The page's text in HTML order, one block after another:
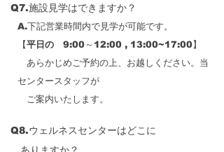
Q7.施設見学はできますか？
A.下記営業時間内で見学が可能です。
【平日の 9:00～12:00 , 13:00~17:00】
あらかじめご予約の上、お越しください。当
センタースタッフが
ご案内いたします。
Q8.ウェルネスセンターはどこに